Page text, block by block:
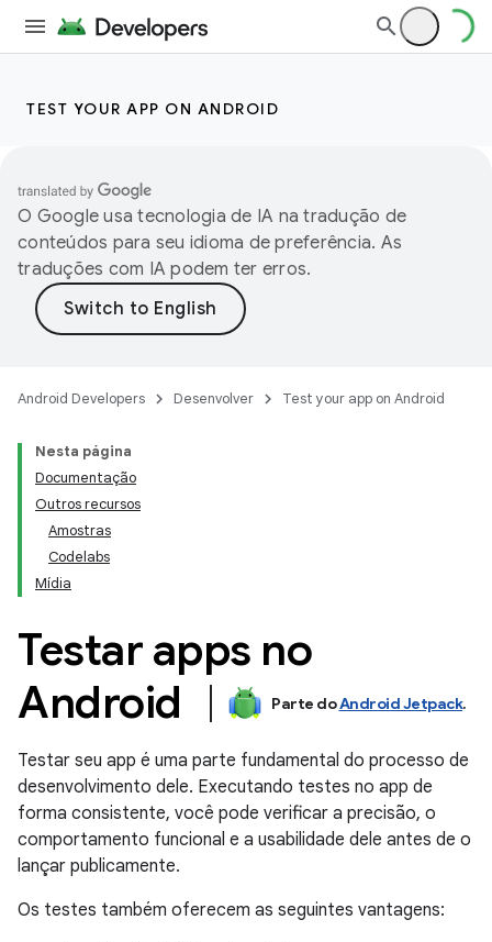
TEST YOUR APP ON ANDROID
O Google usa tecnologia de IA na tradução de
conteúdos para seu idioma de preferência. As
traduções com IA podem ter erros.
Android Developers Desenvolver Test your app on Android
Nesta página
Documentação
Outros recursos
Amostras
Codelabs
Mídia
Testar apps no
Android
Parte doAndroid Jetpack.
Testar seu app é uma parte fundamental do processo de
desenvolvimento dele. Executando testes no app de
forma consistente, você pode verificar a precisão, o
comportamento funcional e a usabilidade dele antes de o
lançar publicamente.
Os testes também oferecem as seguintes vantagens: